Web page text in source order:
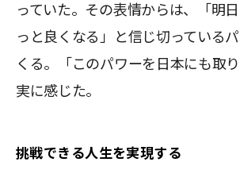
っていた。その表情からは、「明
っと良くなる」と信じ切っている
くる。「このパワーを日本にも取
実に感じた。
挑戦できる人生を実現する